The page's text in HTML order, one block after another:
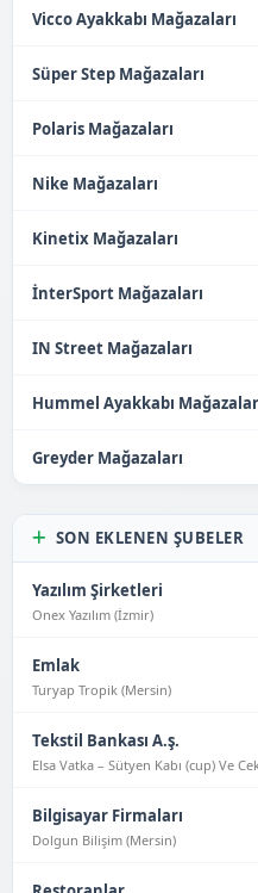
Vicco Ayakkabı Mağazaları
Süper Step Mağazaları
Polaris Mağazaları
Nike Mağazaları
Kinetix Mağazaları
İnterSport Mağazaları
IN Street Mağazaları
Hummel Ayakkabı
Greyder Mağazaları
SON EKLENEN ŞUBELER
Yazılım Şirketleri
Onex Yazılım (İzmir)
Emlak
Turyap Tropik (Mersin)
Tekstil Bankası A.ş.
Elsa Vatka – Sütyen Kabı (cup) Ve
Bilgisayar Firmaları
Dolgun Bilişim (Mersin)